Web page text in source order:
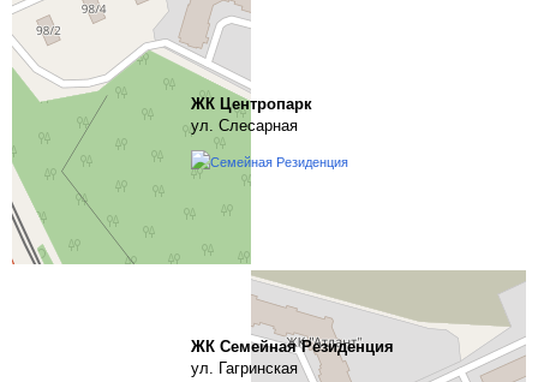
ЖК Центропарк
ул. Слесарная
ЖК Семейная Резиденция
ул. Гагринская